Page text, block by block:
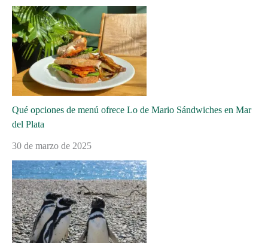
Qué opciones de menú ofrece Lo de Mario Sándwiches en Mar
del Plata
30 de marzo de 2025